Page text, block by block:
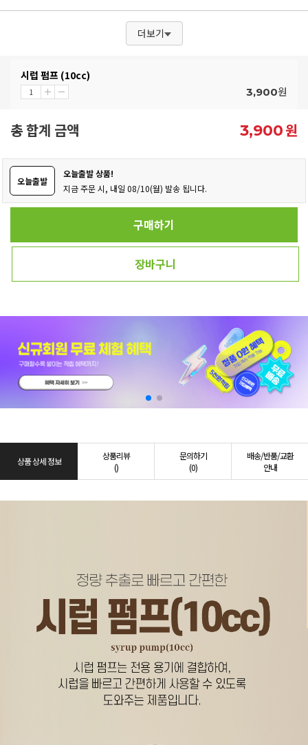
더보기
시럽 펌프 (10cc)
3,900원
총 합계 금액 3,900원
오늘출발
오늘출발 상품!
지금 주문 시, 내일 08/10(월) 발송 됩니다.
구매하기
장바구니
상품 상세 정보
상품리뷰
()
문의하기
(0)
배송/반품/교환
안내